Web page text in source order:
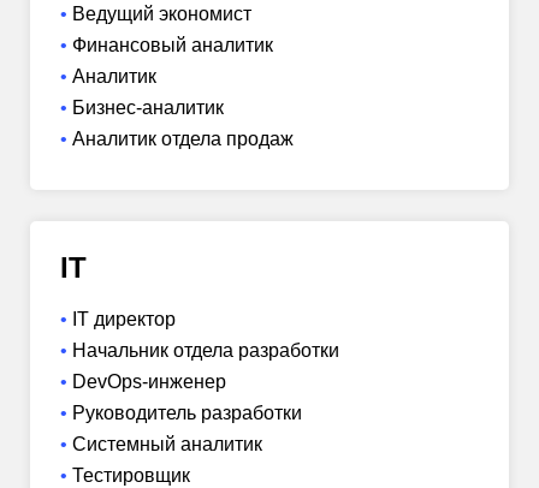
Ведущий экономист
Финансовый аналитик
Аналитик
Бизнес-аналитик
Аналитик отдела продаж
IT
IT директор
Начальник отдела разработки
DevOps-инженер
Руководитель разработки
Системный аналитик
Тестировщик